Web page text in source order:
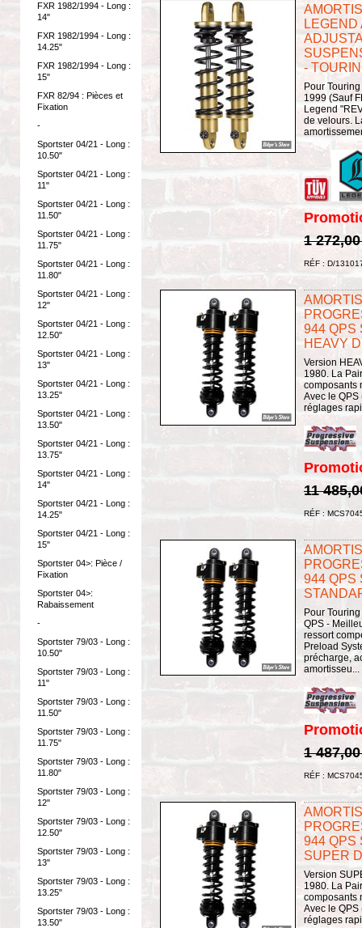
FXR 1982/1994 - Long :
14"
FXR 1982/1994 - Long :
14.25"
FXR 1982/1994 - Long :
15"
FXR 82/94 : Pièces et
Fixation
-
Sportster 04/21 - Long :
10.50"
Sportster 04/21 - Long :
11"
Sportster 04/21 - Long :
11.50"
Sportster 04/21 - Long :
11.75"
Sportster 04/21 - Long :
11.80"
Sportster 04/21 - Long :
12"
Sportster 04/21 - Long :
12.50"
Sportster 04/21 - Long :
13"
Sportster 04/21 - Long :
13.25"
Sportster 04/21 - Long :
13.50"
Sportster 04/21 - Long :
13.75"
Sportster 04/21 - Long :
14"
Sportster 04/21 - Long :
14.25"
Sportster 04/21 - Long :
15"
Sportster 04>: Pièce /
Fixation
Sportster 04>:
Rabaissement
-
Sportster 79/03 - Long :
10.50"
Sportster 79/03 - Long :
11"
Sportster 79/03 - Long :
11.50"
Sportster 79/03 - Long :
11.75"
Sportster 79/03 - Long :
11.80"
Sportster 79/03 - Long :
12"
Sportster 79/03 - Long :
12.50"
Sportster 79/03 - Long :
13"
Sportster 79/03 - Long :
13.25"
Sportster 79/03 - Long :
13.50"
LEGEND
-
Pour
1999 (Sauf
Legend
de velours.
1
RÉF : D/
944 QPS
HEAVY
Version
1980. La
composants
Avec le
réglages
11
RÉF :
944 QPS
Pour
QPS -
ressort
Preload
précharge,
amortisseu...
1
RÉF :
944 QPS
SUPER
Version
1980. La
composants
Avec le
réglages